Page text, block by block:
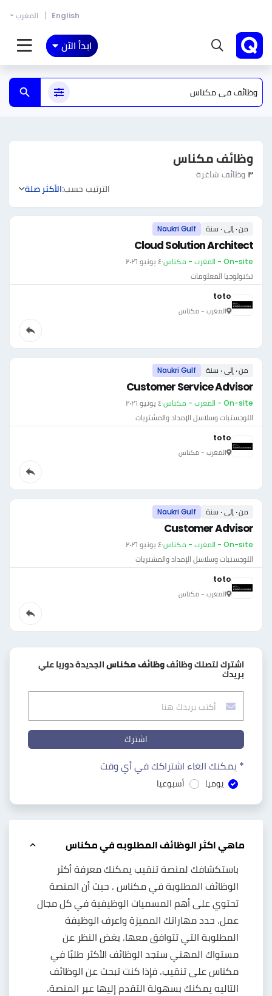
English المغرب
ابدأ الآن
وظائف مكناس
٣ وظائف شاغرة
الترتيب حسب:الأكثر صلة
من ٠ إلى ٠ سنة Naukri Gulf
Cloud Solution Architect
On-site - المغرب - مكناس ·٤ يونيو ٢٠٢٦
تكنولوجيا المعلومات
toto
المغرب - مكناس
من ٠ إلى ٠ سنة Naukri Gulf
Customer Service Advisor
On-site - المغرب - مكناس ·٤ يونيو ٢٠٢٦
اللوجستيات وسلاسل الإمداد والمشتريات
toto
المغرب - مكناس
من ٠ إلى ٠ سنة Naukri Gulf
Customer Advisor
On-site - المغرب - مكناس ·٤ يونيو ٢٠٢٦
اللوجستيات وسلاسل الإمداد والمشتريات
toto
المغرب - مكناس
اشترك لتصلك وظائفوظائف مكناس الجديدة دوريا علي
بريدك
اشترك
* يمكنك الغاء اشتراكك في أي وقت
يوميا أسبوعيا
ماهي اكثر الوظائف المطلوبه في مكناس
باستكشافك لمنصة تنقيب يمكنك معرفة أكثر
الوظائف المطلوبة في مكناس . حيث أن المنصة
تحتوي على أهم المسميات الوظيفية في كل مجال
عمل. حدد مهاراتك المميزة واعرف الوظيفة
المطلوبة التي تتوافق معها. بغض النظر عن
مستواك المهني ستجد الوظائف الأكثر طلبًا في
مكناس على تنقيب. فإذا كنت تبحث عن الوظائف
التاليه يمكنك بسهولة التقدم إليها عبر المنصة.